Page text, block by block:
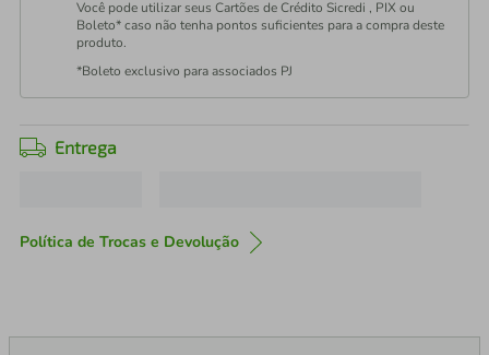
Você pode utilizar seus Cartões de Crédito Sicredi , PIX ou
Boleto* caso não tenha pontos suficientes para a compra deste
produto.
*Boleto exclusivo para associados PJ
Entrega
Política de Trocas e Devolução